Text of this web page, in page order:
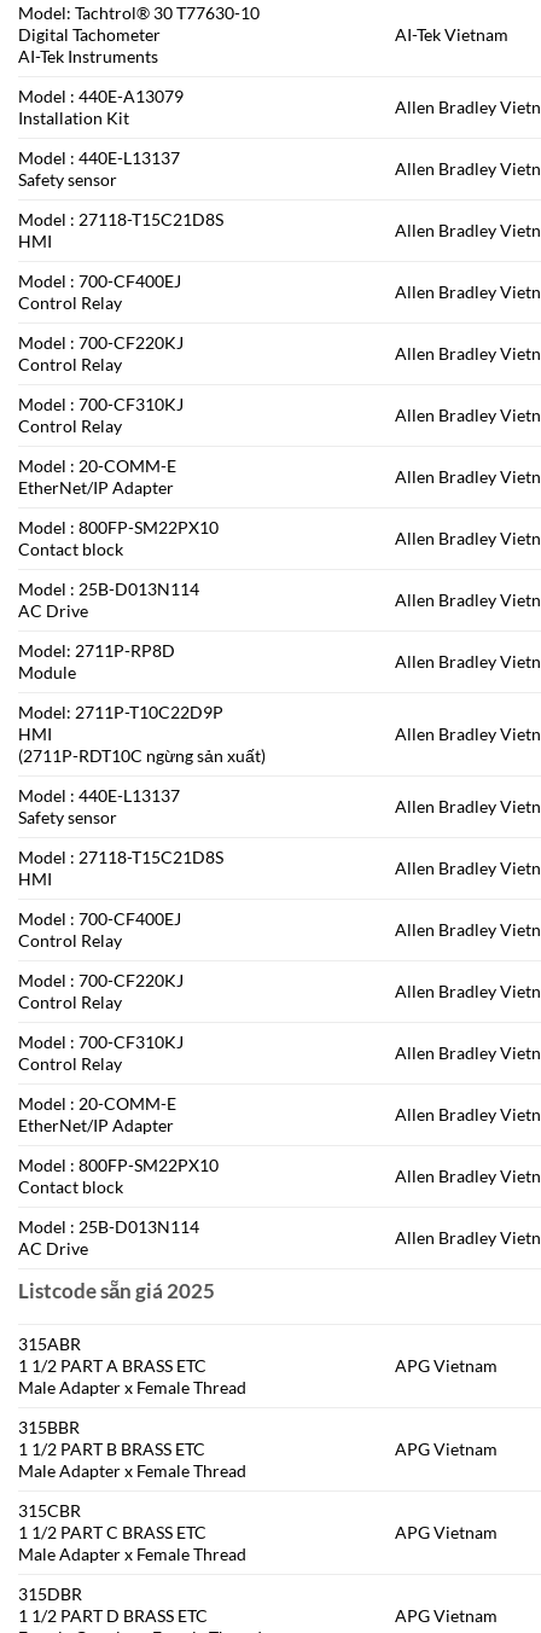
Model: Tachtrol® 30 T77630-10
Digital Tachometer
AI-Tek Instruments
AI-Tek Vietnam
Model : 440E-A13079
Installation Kit
Allen Bradley
Model : 440E-L13137
Safety sensor
Allen Bradley
Model : 27118-T15C21D8S
HMI
Allen Bradley
Model : 700-CF400EJ
Control Relay
Allen Bradley
Model : 700-CF220KJ
Control Relay
Allen Bradley
Model : 700-CF310KJ
Control Relay
Allen Bradley
Model : 20-COMM-E
EtherNet/IP Adapter
Allen Bradley
Model : 800FP-SM22PX10
Contact block
Allen Bradley
Model : 25B-D013N114
AC Drive
Allen Bradley
Model: 2711P-RP8D
Module
Allen Bradley
Model: 2711P-T10C22D9P
HMI
(2711P-RDT10C ngừng sản xuất)
Allen Bradley
Model : 440E-L13137
Safety sensor
Allen Bradley
Model : 27118-T15C21D8S
HMI
Allen Bradley
Model : 700-CF400EJ
Control Relay
Allen Bradley
Model : 700-CF220KJ
Control Relay
Allen Bradley
Model : 700-CF310KJ
Control Relay
Allen Bradley
Model : 20-COMM-E
EtherNet/IP Adapter
Allen Bradley
Model : 800FP-SM22PX10
Contact block
Allen Bradley
Model : 25B-D013N114
AC Drive
Allen Bradley
Listcode sẵn giá 2025
315ABR
1 1/2 PART A BRASS ETC
Male Adapter x Female Thread
APG Vietnam
315BBR
1 1/2 PART B BRASS ETC
Male Adapter x Female Thread
APG Vietnam
315CBR
1 1/2 PART C BRASS ETC
Male Adapter x Female Thread
APG Vietnam
315DBR
1 1/2 PART D BRASS ETC
APG Vietnam